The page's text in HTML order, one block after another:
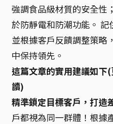
強調食品級材質的安全性
於防靜電和防潮功能。 記
並根據客戶反饋調整策略
中保持領先。
這篇文章的實用建議如下
讀)
精準鎖定目標客戶，打造
戶都視為同一群體！根據